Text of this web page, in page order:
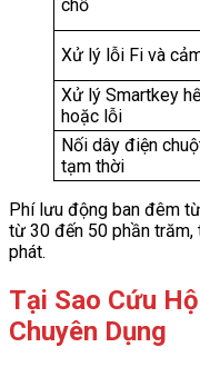
chỗ
Xử lý lỗi Fi và
Xử lý Smartkey
hoặc lỗi
Nối dây điện
tạm thời
Phí lưu động ban đêm
từ 30 đến 50 phần
phát.
Tại Sao Cứu
Chuyên Dụng